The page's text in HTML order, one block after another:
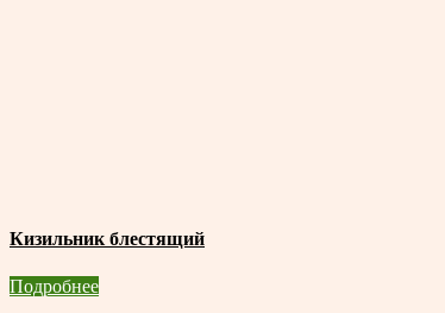
Кизильник блестящий
Подробнее